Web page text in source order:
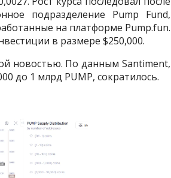
подразделение Pump Fund,
на платформе Pump.fun.
в размере $250,000.
новостью. По данным Santiment,
до 1 млрд PUMP, сократилось.